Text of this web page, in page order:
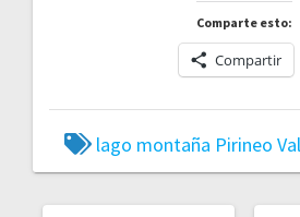
Comparte esto:
Compartir
lago montaña Pirineo